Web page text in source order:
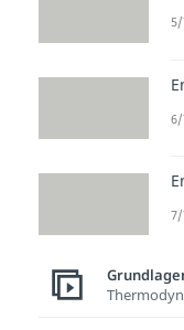
5/
6/
7/